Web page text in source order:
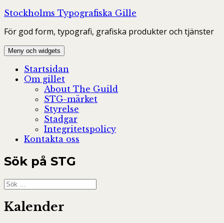
Hoppa
innehåll
Stockholms Typografiska Gille
För god form, typografi, grafiska produkter och tjänster
Meny och widgets
Startsidan
Om gillet
About The Guild
STG-märket
Styrelse
Stadgar
Integritetspolicy
Kontakta oss
Sök på STG
Sök
efter:
Kalender